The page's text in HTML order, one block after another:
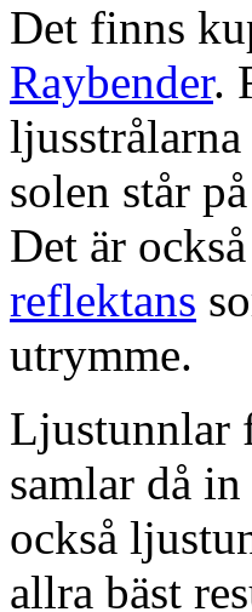
Det finns
Raybender.
solen står
Det är
reflektans
utrymme.
Ljustunnlar
samlar då
också
allra bäst